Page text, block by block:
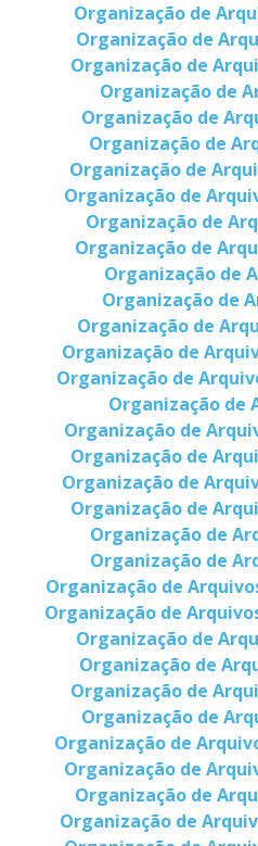
Organização de
Organização de
Organização de
Organização de
Organização de
Organização de
Organização de
Organização de
Organização de
Organização de
Organização de
Organização de
Organização de
Organização de
Organização de
Organização de
Organização de
Organização de
Organização de
Organização de
Organização de
Organização de
Organização de
Organização de
Organização de
Organização de
Organização de
Organização de
Organização de
Organização de
Organização de
Organização de